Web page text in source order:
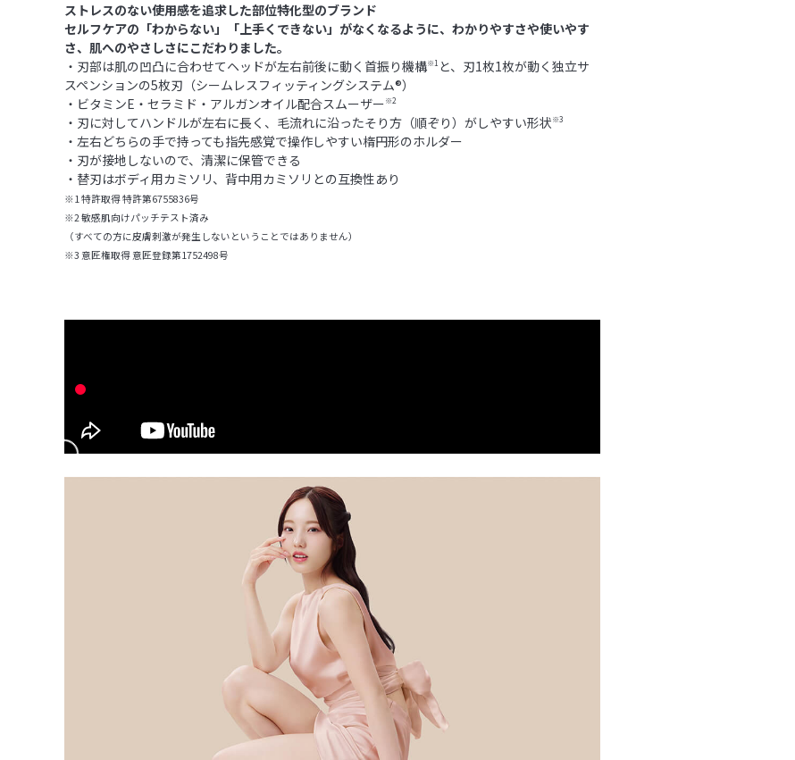
ストレスのない使用感を追求した部位特化型のブランド
セルフケアの「わからない」「上手くできない」がなくなるように、わかりやすさや使いやす
さ、肌へのやさしさにこだわりました。
・刃部は肌の凹凸に合わせてヘッドが左右前後に動く首振り機構※1 と、刃1枚1枚が動く独立サ
スペンションの5枚刃（シームレスフィッティングシステム®）
・ビタミンE・セラミド・アルガンオイル配合スムーザー※2
・刃に対してハンドルが左右に長く、毛流れに沿ったそり方（順ぞり）がしやすい形状※3
・左右どちらの手で持っても指先感覚で操作しやすい楕円形のホルダー
・刃が接地しないので、清潔に保管できる
・替刃はボディ用カミソリ、背中用カミソリとの互換性あり
※1 特許取得 特許第6755836号
※2 敏感肌向けパッチテスト済み
（すべての方に皮膚刺激が発生しないということではありません）
※3 意匠権取得 意匠登録第1752498号